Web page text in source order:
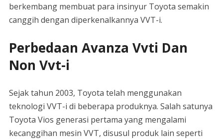
berkembang membuat para insinyur Toyota semakin
canggih dengan diperkenalkannya VVT-i.
Perbedaan Avanza Vvti Dan
Non Vvt-i
Sejak tahun 2003, Toyota telah menggunakan
teknologi VVT-i di beberapa produknya. Salah satunya
Toyota Vios generasi pertama yang mengalami
kecanggihan mesin VVT, disusul produk lain seperti